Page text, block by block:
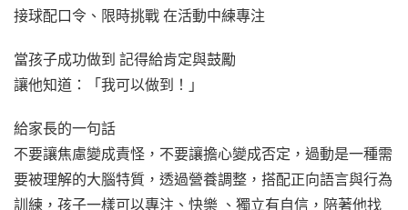
接球配口令、限時挑戰 在活動中練專注
當孩子成功做到 記得給肯定與鼓勵
讓他知道：「我可以做到！」
給家長的一句話
不要讓焦慮變成責怪，不要讓擔心變成否定，過動是一種需
要被理解的大腦特質，透過營養調整，搭配正向語言與行為
訓練，孩子一樣可以專注、快樂 、獨立有自信，陪著他找